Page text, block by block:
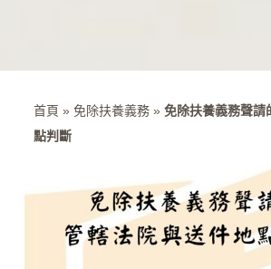
首頁 » 免除扶養義務» 免除扶養義務聲請
點判斷